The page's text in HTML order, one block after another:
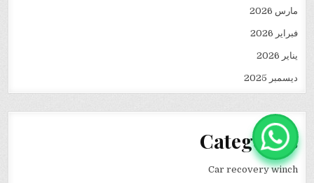
مارس 2026
فبراير 2026
يناير 2026
ديسمبر 2025
Categories
Car recovery winch